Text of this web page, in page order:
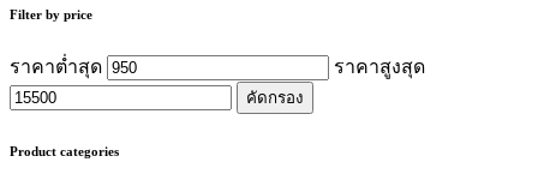
Filter by price
ราคาต่ำสุด ราคาสูงสุด
คัดกรอง
Product categories